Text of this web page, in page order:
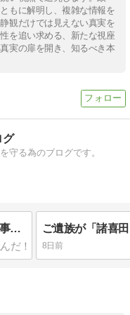
もに解明し、複雑な情報を
観だけでは見えない真実を
を追い求める、新たな視座
実の扉を開き、知るべき本
グ
守る為のブログです。
知華さんのご遺族による記者会見と事件映像公開
8日前